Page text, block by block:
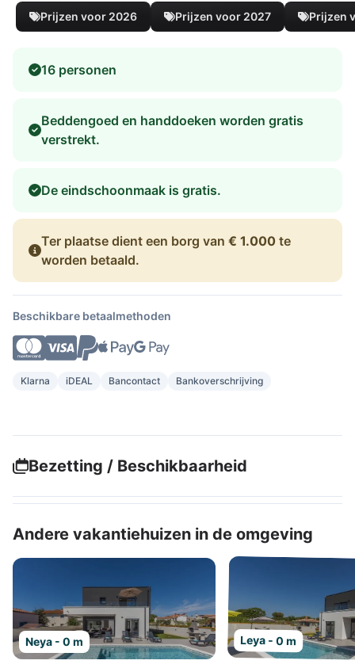
Prijzen voor 2026 Prijzen voor 2027 Prijzen
16 personen
Beddengoed en handdoeken worden gratis
verstrekt.
De eindschoonmaak is gratis.
Ter plaatse dient een borg van € 1.000 te
worden betaald.
Beschikbare betaalmethoden
Klarna iDEAL Bancontact Bankoverschrijving
Bezetting / Beschikbaarheid
Andere vakantiehuizen in de omgeving
Neya - 0 m Leya - 0 m